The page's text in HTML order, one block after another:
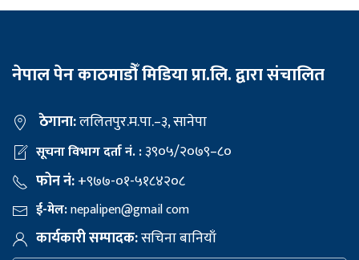
नेपाल पेन काठमाडौँ मिडिया प्रा.लि. द्वारा संचालित
ठेगाना:ललितपुर.म.पा.–३, सानेपा
सूचना विभाग दर्ता नं. :३९०५/२०७९–८०
फोन नं:+९७७-०१-५१८४२०८
ई-मेल:nepalipen@gmail com
कार्यकारी सम्पादक:सचिना बानियाँ